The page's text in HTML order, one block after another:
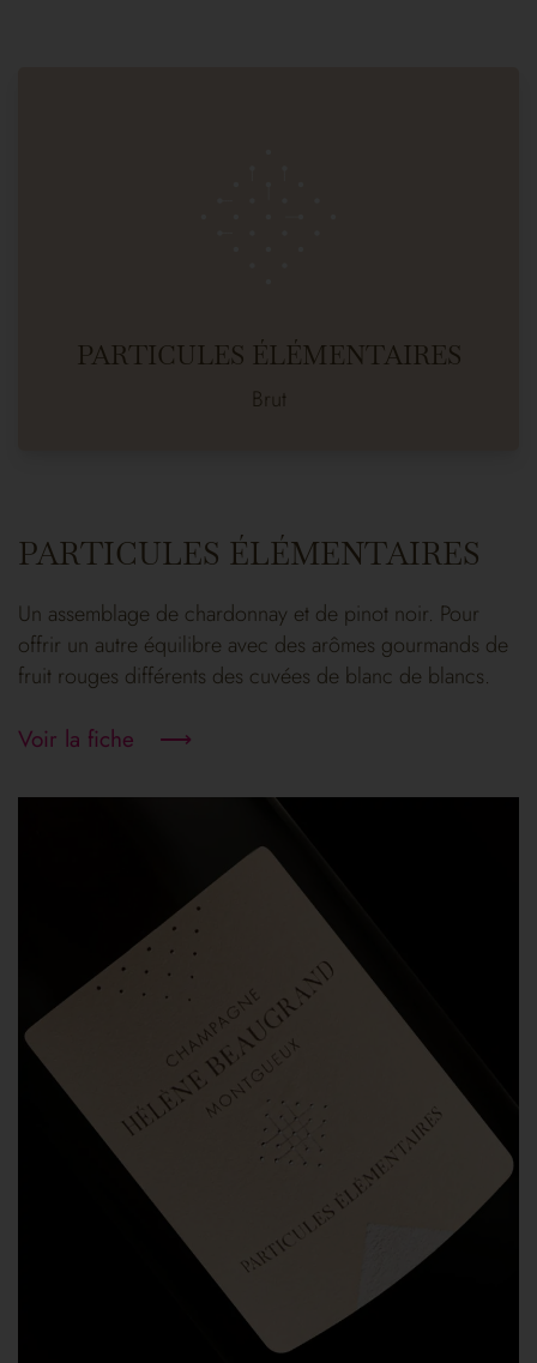
PARTICULES ÉLÉMENTAIRES
Brut
PARTICULES ÉLÉMENTAIRES
Un assemblage de chardonnay et de pinot noir. Pour
offrir un autre équilibre avec des arômes gourmands de
fruit rouges différents des cuvées de blanc de blancs.
Voir la fiche